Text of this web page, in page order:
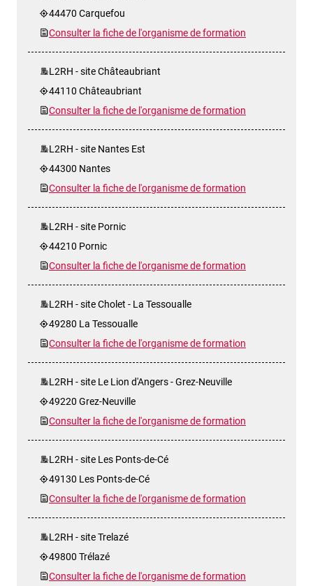
44470 Carquefou
Consulter la fiche de l'organisme de formation
L2RH - site Châteaubriant
44110 Châteaubriant
Consulter la fiche de l'organisme de formation
L2RH - site Nantes Est
44300 Nantes
Consulter la fiche de l'organisme de formation
L2RH - site Pornic
44210 Pornic
Consulter la fiche de l'organisme de formation
L2RH - site Cholet - La Tessoualle
49280 La Tessoualle
Consulter la fiche de l'organisme de formation
L2RH - site Le Lion d'Angers - Grez-Neuville
49220 Grez-Neuville
Consulter la fiche de l'organisme de formation
L2RH - site Les Ponts-de-Cé
49130 Les Ponts-de-Cé
Consulter la fiche de l'organisme de formation
L2RH - site Trelazé
49800 Trélazé
Consulter la fiche de l'organisme de formation